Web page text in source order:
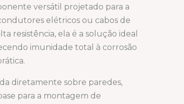
versátil projetado para a
elétricos ou cabos de
resistência, ela é a solução ideal
imunidade total à corrosão
diretamente sobre paredes,
para a montagem de